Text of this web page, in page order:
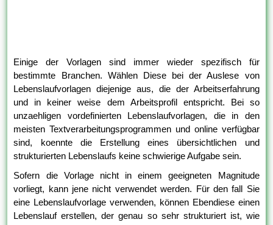
Einige der Vorlagen sind immer wieder spezifisch für
bestimmte Branchen. Wählen Diese bei der Auslese von
Lebenslaufvorlagen diejenige aus, die der Arbeitserfahrung
und in keiner weise dem Arbeitsprofil entspricht. Bei so
unzaehligen vordefinierten Lebenslaufvorlagen, die in den
meisten Textverarbeitungsprogrammen und online verfügbar
sind, koennte die Erstellung eines übersichtlichen und
strukturierten Lebenslaufs keine schwierige Aufgabe sein.
Sofern die Vorlage nicht in einem geeigneten Magnitude
vorliegt, kann jene nicht verwendet werden. Für den fall Sie
eine Lebenslaufvorlage verwenden, können Ebendiese einen
Lebenslauf erstellen, der genau so sehr strukturiert ist, wie